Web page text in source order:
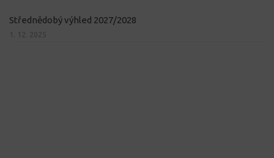
Střednědobý výhled 2027/2028
1. 12. 2025